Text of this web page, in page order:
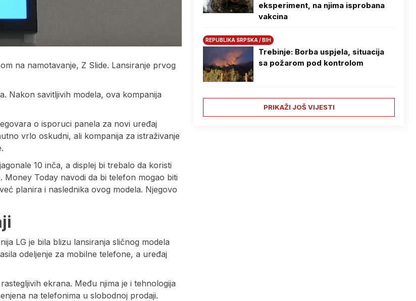
na namotavanje, Z Slide. Lansiranje prvog
Nakon savitljivih modela, ova kompanija
o isporuci panela za novi uređaj
vrlo oskudni, ali kompanija za istraživanje
10 inča, a displej bi trebalo da koristi
Today navodi da bi telefon mogao biti
planira i naslednika ovog modela. Njegovo
LG je bila blizu lansiranja sličnog modela
odeljenje za mobilne telefone, a uređaj
ekrana. Među njima je i tehnologija
na telefonima u slobodnoj prodaji.
eksperiment, na njima isprobana
vakcina
REPUBLIKA SRPSKA / BIH
Trebinje: Borba uspjela, situacija
sa požarom pod kontrolom
PRIKAŽI JOŠ VIJESTI